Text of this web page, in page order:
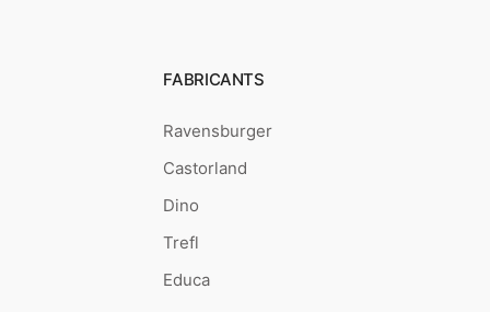
FABRICANTS
Ravensburger
Castorland
Dino
Trefl
Educa